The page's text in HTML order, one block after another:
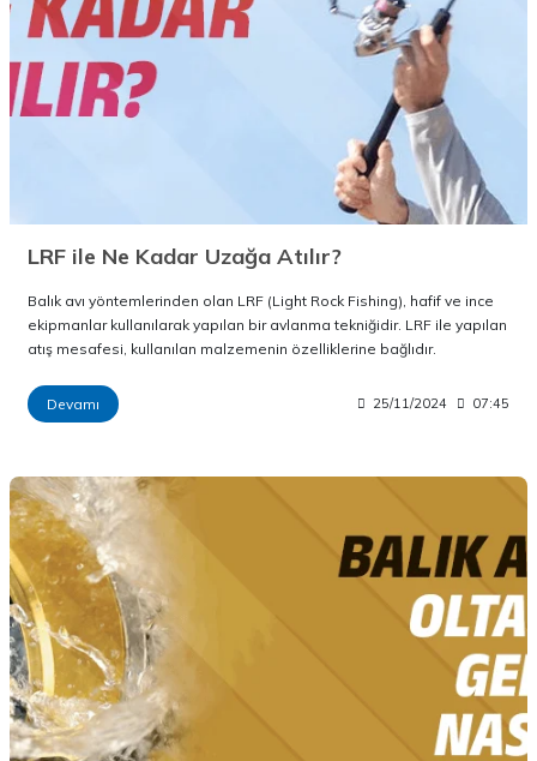
LRF ile Ne Kadar Uzağa Atılır?
Balık avı yöntemlerinden olan LRF (Light Rock Fishing), hafif ve ince
ekipmanlar kullanılarak yapılan bir avlanma tekniğidir. LRF ile yapılan
atış mesafesi, kullanılan malzemenin özelliklerine bağlıdır.
Devamı 25/11/2024 07:45